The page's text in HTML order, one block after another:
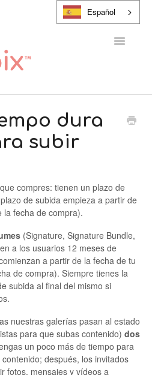
Español
Alternar
CONTACTO CON
dura
subir
compres: tienen un plazo de
de subida empieza a partir de
la fecha de compra).
(Signature, Signature Bundle,
a los usuarios 12 meses de
a partir de la fecha de tu
de compra). Siempre tienes la
subida al final del mismo si
nuestras galerías pasan al estado
para que subas contenido) dos
un poco más de tiempo para
después, los invitados
fotos, mensajes y vídeos a